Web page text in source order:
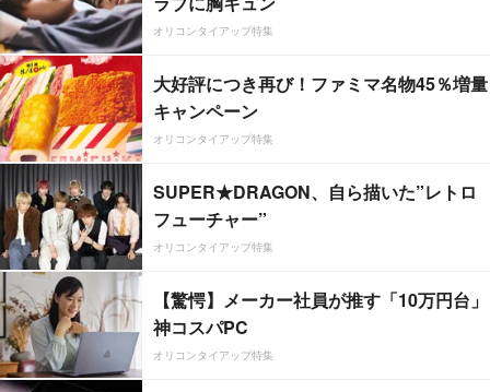
オリコンタイアップ特集
大好評につき再び！ファミマ名物45％増量
キャンペーン
オリコンタイアップ特集
SUPER★DRAGON、自ら描いた”レトロ
フューチャー”
オリコンタイアップ特集
【驚愕】メーカー社員が推す「10万円台」
神コスパPC
オリコンタイアップ特集